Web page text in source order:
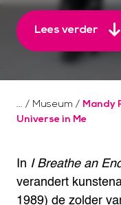
Lees verder
/ Museum / Mandy
Universe in Me
In I Breathe an
verandert
1989) de zolder